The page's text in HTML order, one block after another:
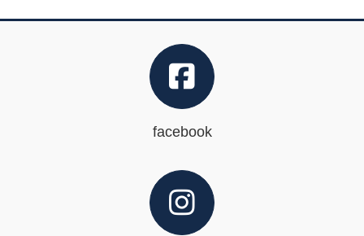
facebook